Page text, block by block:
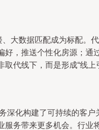
大数据匹配成为标配。
，推送个性化房源；通
代线下，而是形成“线
化构建了可持续的客
务带来更多机会。行业